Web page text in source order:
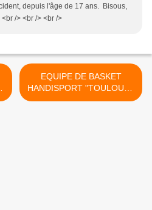
depuis l'âge de 17 ans. Bisous,
/> <br /> <br />
EQUIPE DE BASKET
HANDISPORT "TOULOUSE
INVALIDE CLUB" >